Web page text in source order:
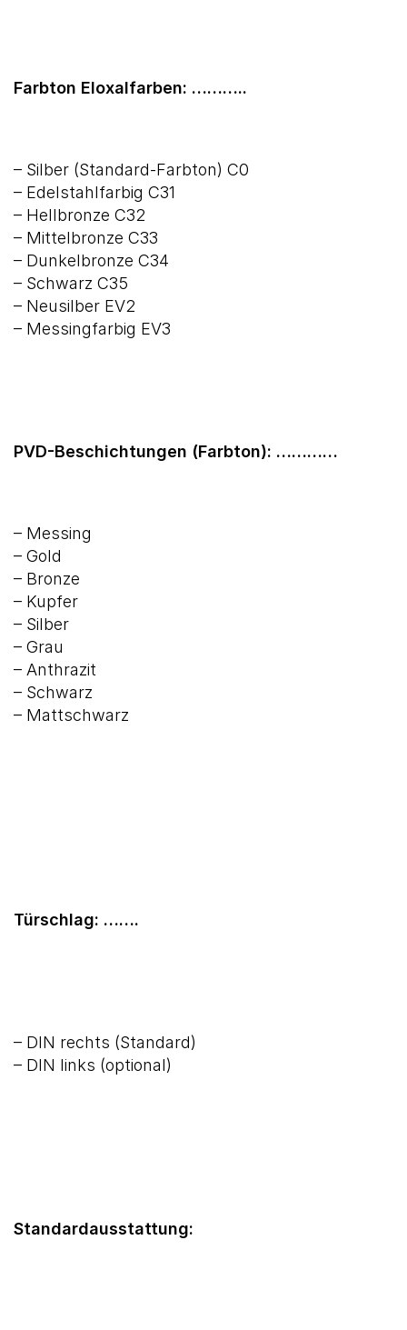
Farbton Eloxalfarben: ………..
– Silber (Standard-Farbton) C0
– Edelstahlfarbig C31
– Hellbronze C32
– Mittelbronze C33
– Dunkelbronze C34
– Schwarz C35
– Neusilber EV2
– Messingfarbig EV3
PVD-Beschichtungen (Farbton): …………
– Messing
– Gold
– Bronze
– Kupfer
– Silber
– Grau
– Anthrazit
– Schwarz
– Mattschwarz
Türschlag: …….
– DIN rechts (Standard)
– DIN links (optional)
Standardausstattung: